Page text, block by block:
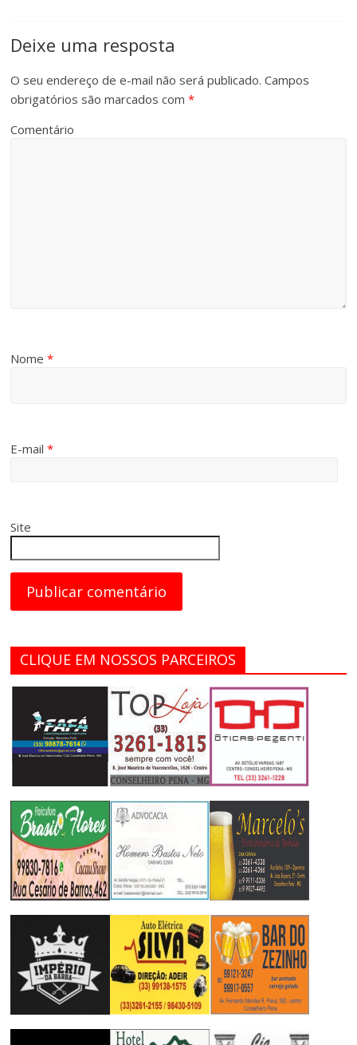
Deixe uma resposta
O seu endereço de e-mail não será publicado. Campos
obrigatórios são marcados com*
Comentário
Nome*
E-mail*
Site
CLIQUE EM NOSSOS PARCEIROS